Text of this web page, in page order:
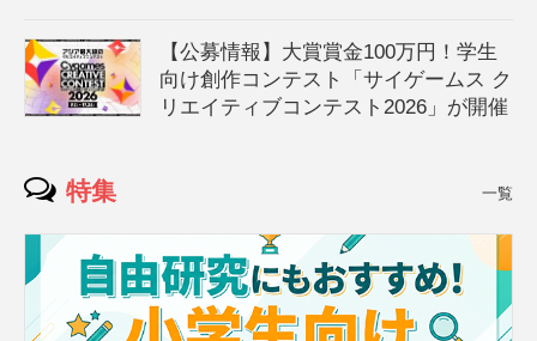
【公募情報】大賞賞金100万円！学生
向け創作コンテスト「サイゲームス ク
リエイティブコンテスト2026」が開催
特集 一覧